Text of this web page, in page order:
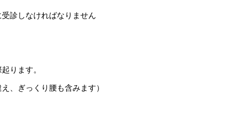
診しなければなりません
ります。
、ぎっくり腰も含みます）